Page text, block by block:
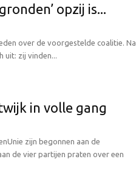
opzij is...
over de voorgestelde coalitie. Na
uit: zij vinden...
in volle gang
zijn begonnen aan de
de vier partijen praten over een